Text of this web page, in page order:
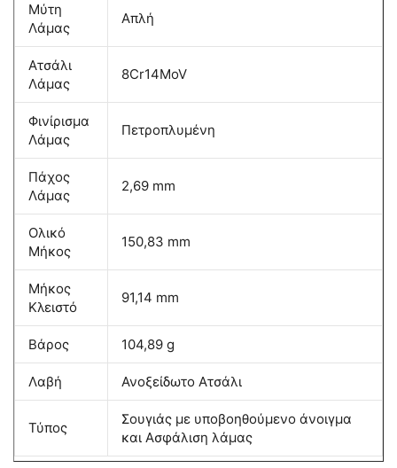
Μύτη
Λάμας
Απλή
Ατσάλι
Λάμας
8Cr14MoV
Φινίρισμα
Λάμας
Πετροπλυμένη
Πάχος
Λάμας
2,69 mm
Ολικό
Μήκος
150,83 mm
Μήκος
Κλειστό
91,14 mm
Βάρος 104,89 g
Λαβή Ανοξείδωτο Ατσάλι
Τύπος
Σουγιάς με υποβοηθούμενο άνοιγμα
και Ασφάλιση λάμας